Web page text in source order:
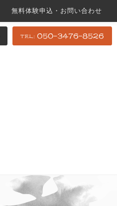
無料体験申込・お問い合わせ